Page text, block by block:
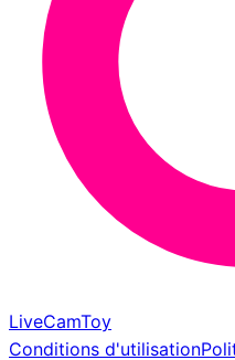
LiveCamToy
Conditions d'utilisation